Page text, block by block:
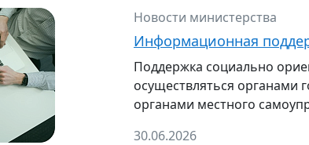
Новости министерства
Информационная
Поддержка социально
осуществляться органами
органами местного
30.06.2026